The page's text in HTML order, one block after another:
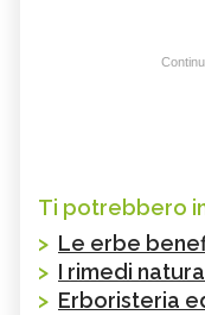
Ti potrebbero
> Le erbe
> I rimedi
> Erboristeria